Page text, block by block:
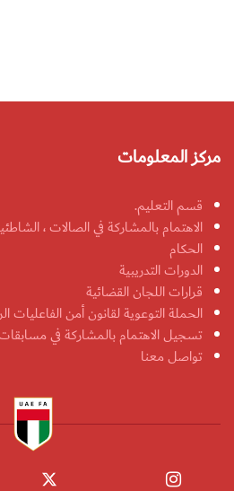
مركز المعلومات
قسم التعليم.
الاهتمام بالمشاركة في الصالات ،
الحكام
الدورات التدريبية
قرارات اللجان القضائية
الحملة التوعوية لقانون أمن الفاعليات
تسجيل الاهتمام بالمشاركة في
تواصل معنا